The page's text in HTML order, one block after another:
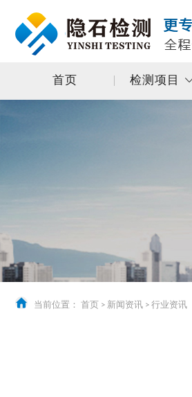
首页 检测项目
当前位置： 首页 > 新闻资讯 > 行业资讯